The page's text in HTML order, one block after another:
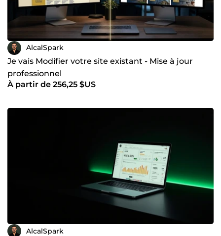
AlcalSpark
Je vais Modifier votre site existant - Mise à jour
professionnel
À partir de 256,25 $US
AlcalSpark